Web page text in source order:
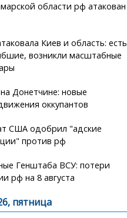
области рф атакован
Киев и область: есть
возникли масштабные
Донетчине: новые
оккупантов
США одобрил "адские
против рф
Генштаба ВСУ: потери
рф на 8 августа
пятница